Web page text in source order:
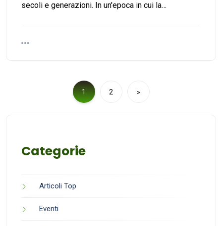
secoli e generazioni. In un'epoca in cui la…
1 2 »
Categorie
Articoli Top
Eventi